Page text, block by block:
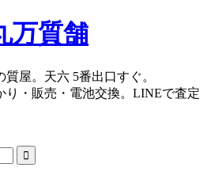
屋。天六 5番出口すぐ。
り・販売・電池交換。LINEで査定